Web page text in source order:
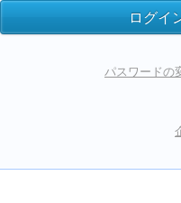
パスワードの